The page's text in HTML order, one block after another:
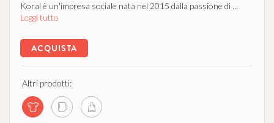
Koral è un'impresa sociale nata nel 2015 dalla passione di ...
Leggi tutto
ACQUISTA
Altri prodotti: